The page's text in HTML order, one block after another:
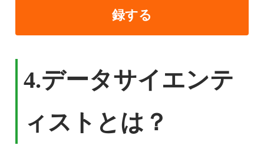
録する
4.データサイエンテ
ィストとは？